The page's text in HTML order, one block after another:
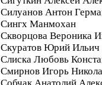
Силуанов Антон
Сингх Манмохан
Скворцова Вероника
Скуратов Юрий Ильич
Слиска Любовь
Смирнов Игорь